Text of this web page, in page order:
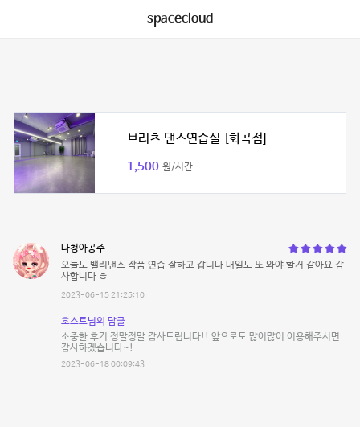
spacecloud
브리츠 댄스연습실 [화곡점]
1,500 원/시간
나청아공주
오늘도 밸리댄스 작품 연습 잘하고 갑니다 내일도 또 와야 할거 같아요 감
사합니다 ㅎ
2023-06-15 21:25:10
호스트님의 답글
소중한 후기 정말정말 감사드립니다!! 앞으로도 많이많이 이용해주시면
감사하겠습니다~!
2023-06-18 00:09:43